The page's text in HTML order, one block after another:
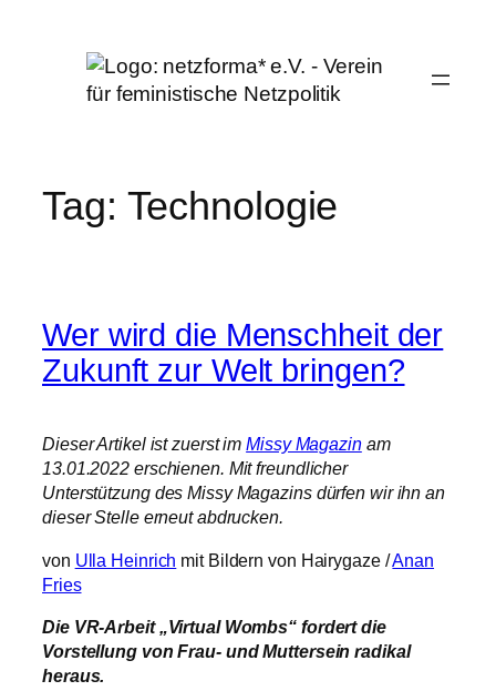
Tag: Technologie
Wer wird die Menschheit der
Zukunft zur Welt bringen?
Dieser Artikel ist zuerst imMissy Magazinam
13.01.2022 erschienen. Mit freundlicher
Unterstützung des Missy Magazins dürfen wir ihn an
dieser Stelle erneut abdrucken.
von Ulla Heinrich mit Bildern von Hairygaze /Anan
Fries
Die VR-Arbeit „Virtual Wombs“ fordert die
Vorstellung von Frau- und Muttersein radikal
heraus.